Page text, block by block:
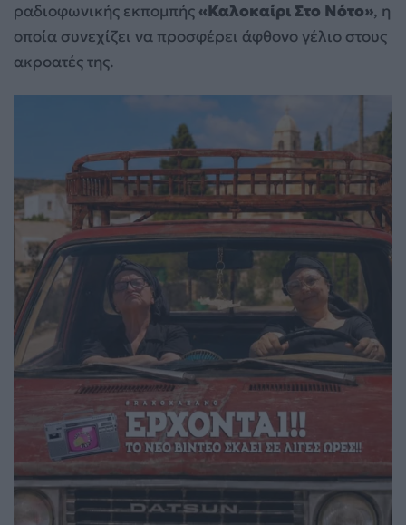
ραδιοφωνικής εκπομπής«Καλοκαίρι Στο Νότο», η
οποία συνεχίζει να προσφέρει άφθονο γέλιο στους
ακροατές της.